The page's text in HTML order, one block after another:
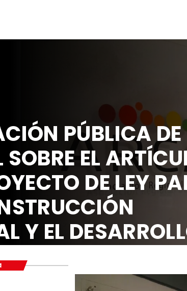
PÚBLICA DE
EL
DE LEY
Y EL
Y SOCIAL